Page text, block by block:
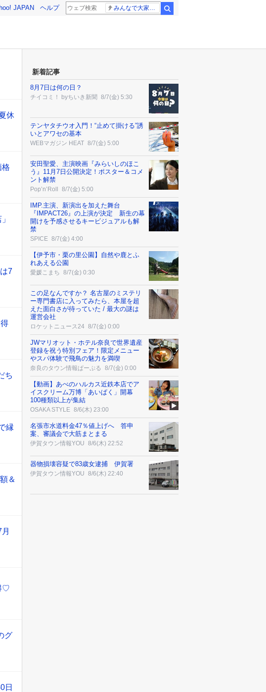
JAPAN ヘルプ みんなで大家さん 2881億円
休
格
7
ち
縁
＆
♡
グ
日
新着記事
8月7日は何の日？
チイコミ！ byちいき新聞 8/7(金) 5:30
テンヤタチウオ入門！“止めて掛ける”誘
いとアワセの基本
WEBマガジン HEAT 8/7(金) 5:00
安田聖愛、主演映画『みらいしのほこ
う』11月7日公開決定！ポスター＆コメ
ント解禁
Pop’n’Roll 8/7(金) 5:00
IMP.主演、新演出を加えた舞台
『IMPACT26』の上演が決定 新生の幕
開けを予感させるキービジュアルも解
禁
SPICE 8/7(金) 4:00
【伊予市・栗の里公園】自然や鹿とふ
れあえる公園
愛媛こまち 8/7(金) 0:30
この足なんですか？ 名古屋のミステリ
ー専門書店に入ってみたら、本屋を超
えた面白さが待っていた / 最大の謎は
運営会社
ロケットニュース24 8/7(金) 0:00
JWマリオット・ホテル奈良で世界遺産
登録を祝う特別フェア！限定メニュー
やスパ体験で飛鳥の魅力を満喫
奈良のタウン情報ぱーぷる 8/7(金) 0:00
【動画】あべのハルカス近鉄本店でア
イスクリーム万博「あいぱく」開幕
100種類以上が集結
OSAKA STYLE 8/6(木) 23:00
名張市水道料金47％値上げへ 答申
案、審議会で大筋まとまる
伊賀タウン情報YOU 8/6(木) 22:52
器物損壊容疑で83歳女逮捕 伊賀署
伊賀タウン情報YOU 8/6(木) 22:40